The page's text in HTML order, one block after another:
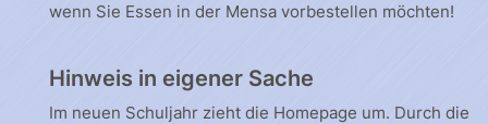
wenn Sie Essen in der Mensa vorbestellen möchten!
Hinweis in eigener Sache
Im neuen Schuljahr zieht die Homepage um. Durch die